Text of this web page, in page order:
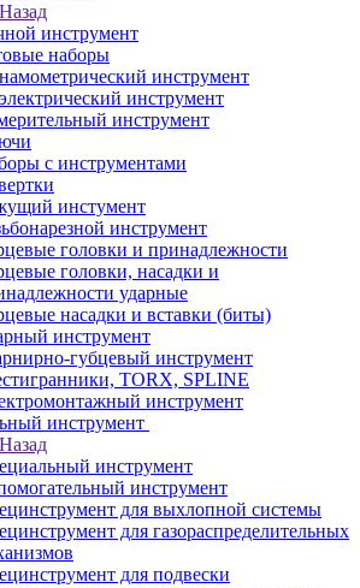
Назад
инструмент
наборы
инструмент
инструмент
инструмент
с инструментами
инстумент
инструмент
головки и принадлежности
головки, насадки и
ударные
насадки и вставки (биты)
инструмент
губцевый инструмент
TORX, SPLINE
инструмент
инструмент
Назад
инструмент
инструмент
для выхлопной системы
для газораспределительных
для подвески